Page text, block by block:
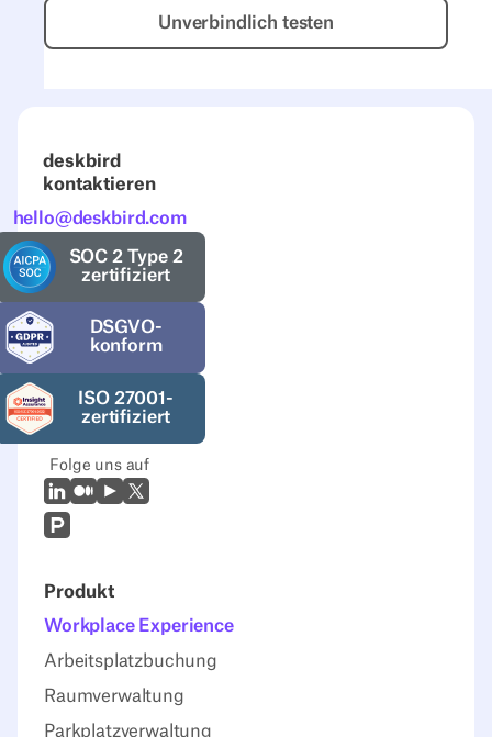
Unverbindlich testen
deskbird
kontaktieren
hello@deskbird.com
SOC 2 Type 2
zertifiziert
DSGVO-
konform
ISO 27001-
zertifiziert
Folge uns auf
LinkedIn
MittelYoutubeX (Twitter)
Prodcut Hunt
Produkt
Workplace Experience
Arbeitsplatzbuchung
Raumverwaltung
Parkplatzverwaltung